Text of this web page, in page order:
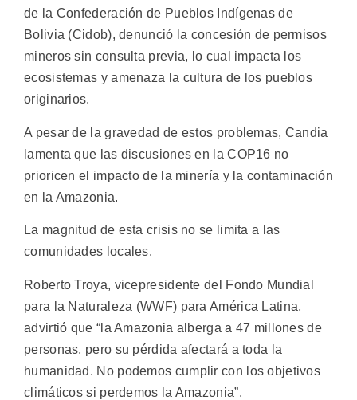
de la Confederación de Pueblos Indígenas de
Bolivia (Cidob), denunció la concesión de permisos
mineros sin consulta previa, lo cual impacta los
ecosistemas y amenaza la cultura de los pueblos
originarios.
A pesar de la gravedad de estos problemas, Candia
lamenta que las discusiones en la COP16 no
prioricen el impacto de la minería y la contaminación
en la Amazonia.
La magnitud de esta crisis no se limita a las
comunidades locales.
Roberto Troya, vicepresidente del Fondo Mundial
para la Naturaleza (WWF) para América Latina,
advirtió que “la Amazonia alberga a 47 millones de
personas, pero su pérdida afectará a toda la
humanidad. No podemos cumplir con los objetivos
climáticos si perdemos la Amazonia”.